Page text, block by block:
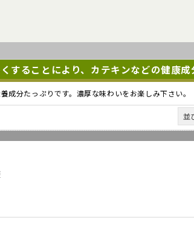
することにより、カテキンなどの健康
成分たっぷりです。濃厚な味わいをお楽しみ下さい。
並